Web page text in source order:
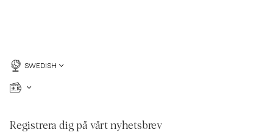
SWEDISH
Registrera dig på vårt nyhetsbrev